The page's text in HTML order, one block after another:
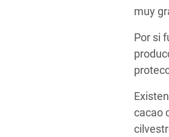
muy
Por si
cacao